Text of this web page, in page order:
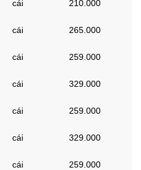
cái 210.000
cái 265.000
cái 259.000
cái 329.000
cái 259.000
cái 329.000
cái 259.000